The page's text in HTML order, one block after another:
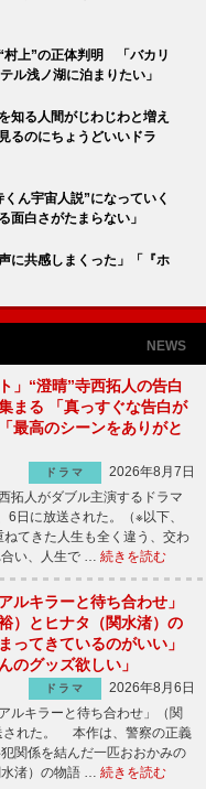
村上”の正体判明 「バカリ
浅ノ湖に泊まりたい」
知る人間がじわじわと増え
るのにちょうどいいドラ
ん宇宙人説”になっていく
面白さがたまらない」
に共感しまくった」「『ホ
NEWS
」“澄晴”寺西拓人の告白
まる 「真っすぐな告白が
最高のシーンをありがと
ドラマ
2026年8月7日
拓人がダブル主演するドラマ
6日に放送された。（※以下、
てきた人生も全く違う、交わ
合い、人生で … 続きを読む
ルキラーと待ち合わせ」
）とヒナタ（関水渚）の
ってきているのがいい」
のグッズ欲しい」
ドラマ
2026年8月6日
ルキラーと待ち合わせ」（関
された。 本作は、警察の正義
関係を結んだ一匹おおかみの
水渚）の物語 … 続きを読む